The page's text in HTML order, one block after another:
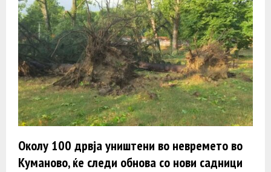
Околу 100 дрвја уништени во невремето во
Куманово, ќе следи обнова со нови садници